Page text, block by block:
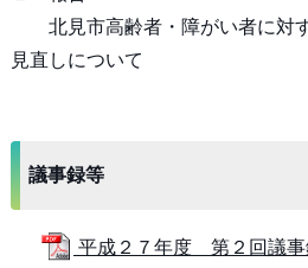
北見市高齢者・障がい者に対
見直しについて
議事録等
平成２７年度 第２回議